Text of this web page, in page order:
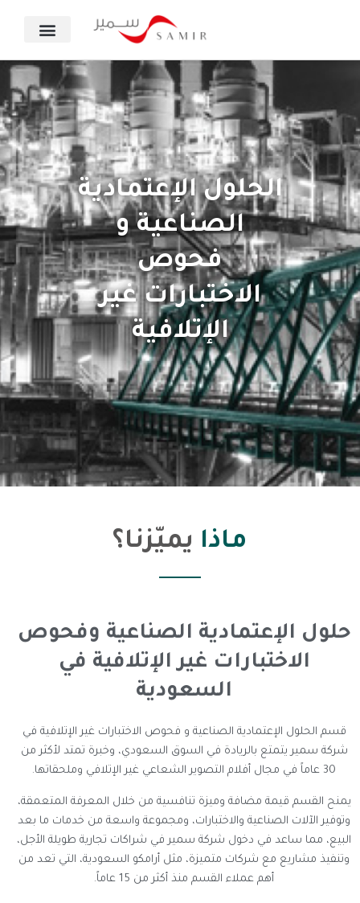
الحلول الإعتمادية
الصناعية و
فحوص
الاختبارات غير
الإتلافية
ماذا يميّزنا؟
حلول الإعتمادية الصناعية وفحوص
الاختبارات غير الإتلافية في
السعودية
قسم الحلول الإعتمادية الصناعية و فحوص الاختبارات غير الإتلافية في
شركة سمير يتمتع بالريادة في السوق السعودي، وخبرة تمتد لأكثر من
30 عاماً في مجال أفلام التصوير الشعاعي غير الإتلافي وملحقاتها.
يمنح القسم قيمة مضافة وميزة تنافسية من خلال المعرفة المتعمقة،
وتوفير الآلات الصناعية والاختبارات، ومجموعة واسعة من خدمات ما بعد
البيع، مما ساعد في دخول شركة سمير في شراكات تجارية طويلة الأجل،
وتنفيذ مشاريع مع شركات متميزة، مثل أرامكو السعودية، التي تعد من
أهم عملاء القسم منذ أكثر من 15 عاماً.